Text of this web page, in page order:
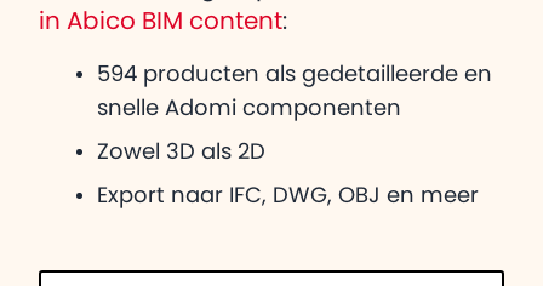
in Abico BIM content:
594 producten als gedetailleerde en
snelle Adomi componenten
Zowel 3D als 2D
Export naar IFC, DWG, OBJ en meer